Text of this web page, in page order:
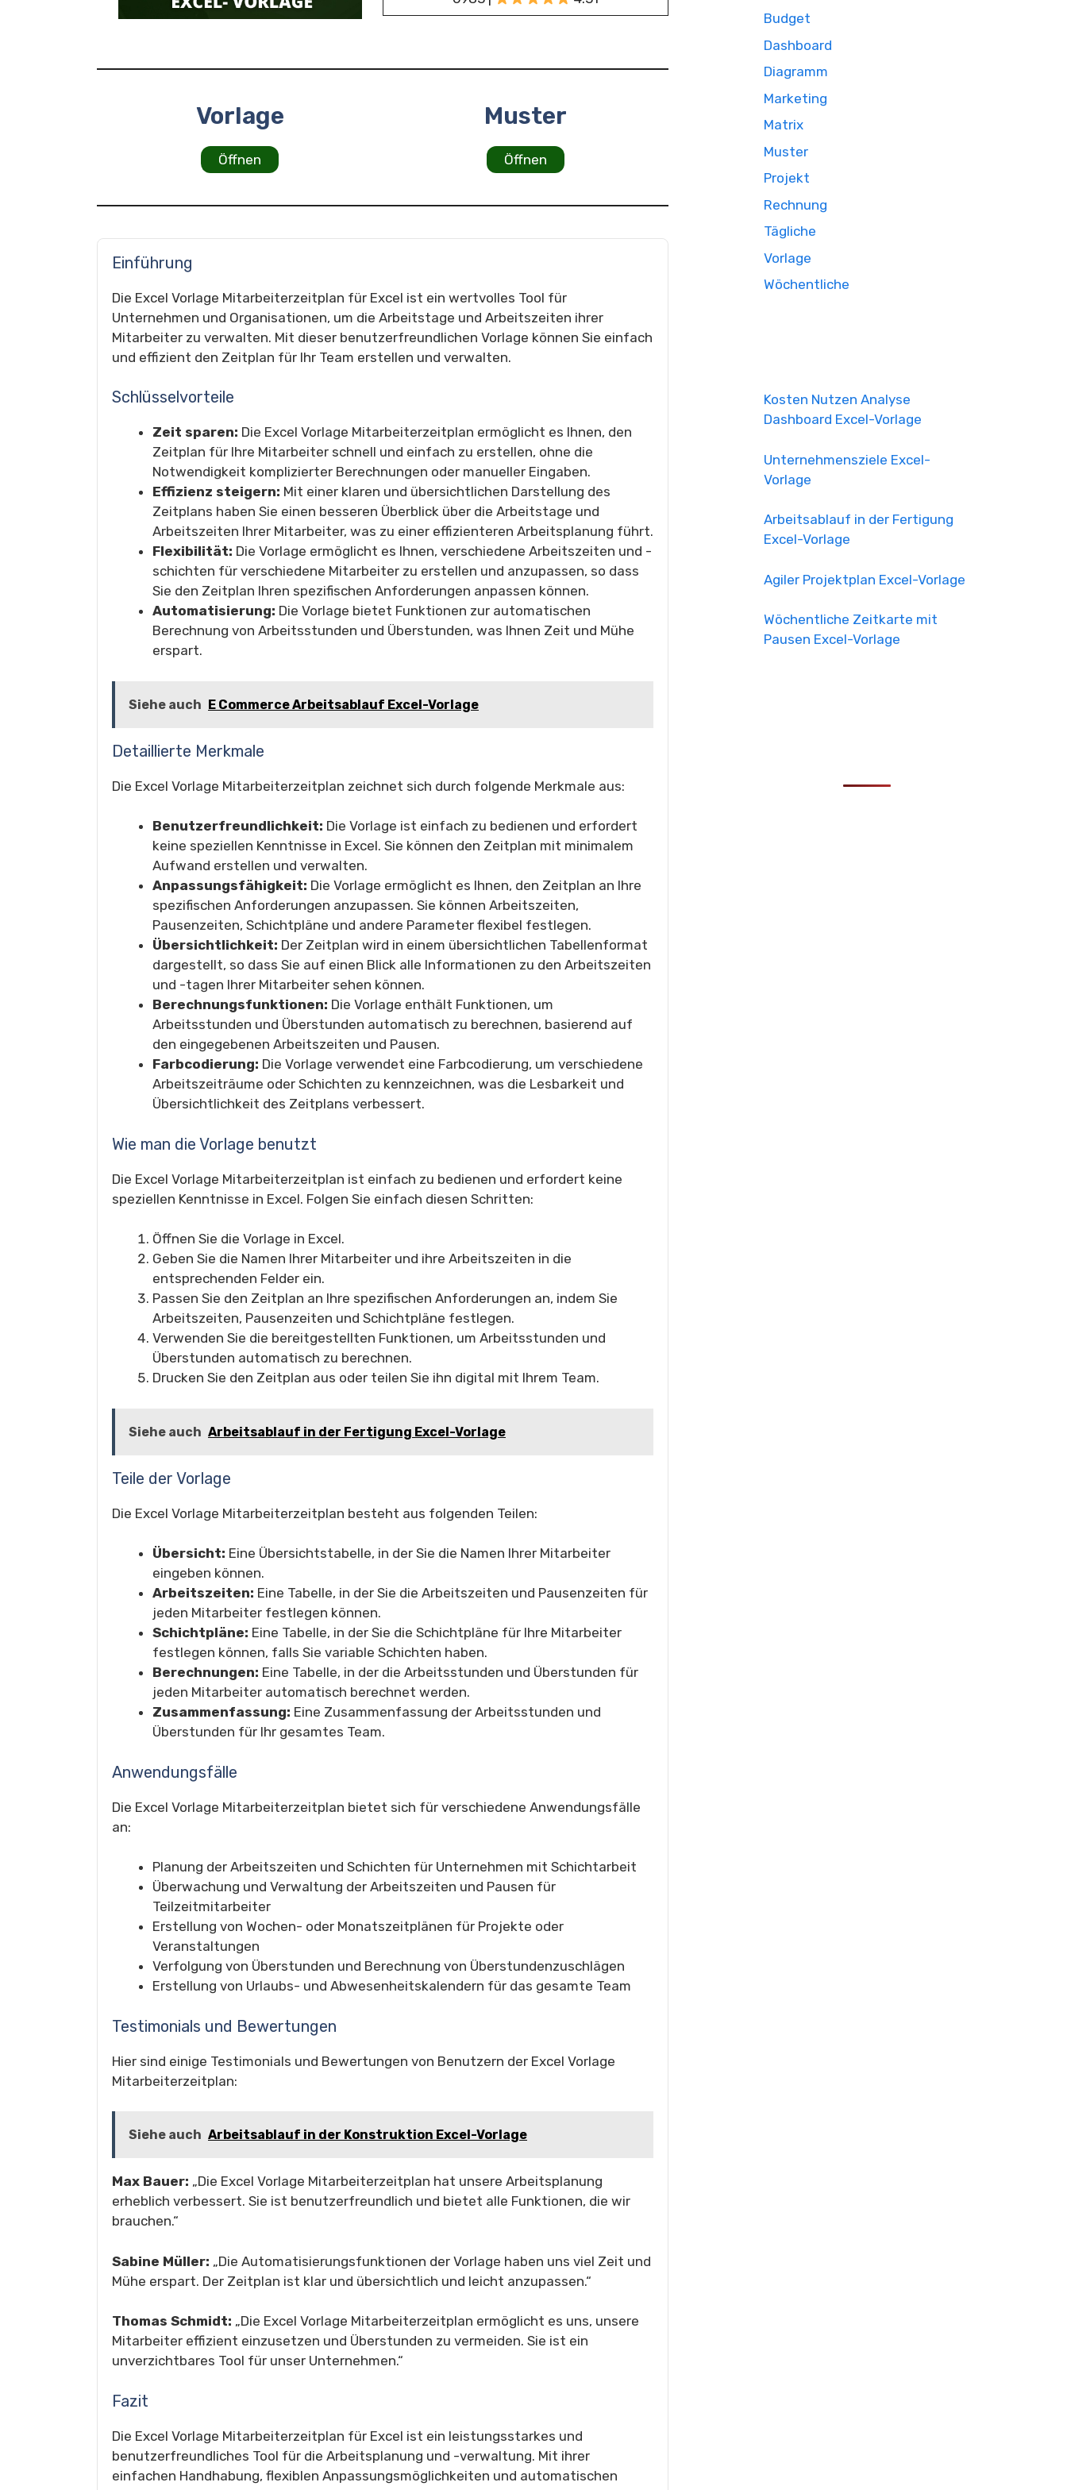
Vorlage
Öffnen
Muster
Öffnen
Einführung
Die Excel Vorlage Mitarbeiterzeitplan für Excel ist ein wertvolles Tool für
Unternehmen und Organisationen, um die Arbeitstage und Arbeitszeiten ihrer
Mitarbeiter zu verwalten. Mit dieser benutzerfreundlichen Vorlage können Sie einfach
und effizient den Zeitplan für Ihr Team erstellen und verwalten.
Schlüsselvorteile
Zeit sparen: Die Excel Vorlage Mitarbeiterzeitplan ermöglicht es Ihnen, den
Zeitplan für Ihre Mitarbeiter schnell und einfach zu erstellen, ohne die
Notwendigkeit komplizierter Berechnungen oder manueller Eingaben.
Effizienz steigern: Mit einer klaren und übersichtlichen Darstellung des
Zeitplans haben Sie einen besseren Überblick über die Arbeitstage und
Arbeitszeiten Ihrer Mitarbeiter, was zu einer effizienteren Arbeitsplanung führt.
Flexibilität: Die Vorlage ermöglicht es Ihnen, verschiedene Arbeitszeiten und -
schichten für verschiedene Mitarbeiter zu erstellen und anzupassen, so dass
Sie den Zeitplan Ihren spezifischen Anforderungen anpassen können.
Automatisierung: Die Vorlage bietet Funktionen zur automatischen
Berechnung von Arbeitsstunden und Überstunden, was Ihnen Zeit und Mühe
erspart.
Siehe auch E Commerce Arbeitsablauf Excel-Vorlage
Detaillierte Merkmale
Die Excel Vorlage Mitarbeiterzeitplan zeichnet sich durch folgende Merkmale aus:
Benutzerfreundlichkeit: Die Vorlage ist einfach zu bedienen und erfordert
keine speziellen Kenntnisse in Excel. Sie können den Zeitplan mit minimalem
Aufwand erstellen und verwalten.
Anpassungsfähigkeit: Die Vorlage ermöglicht es Ihnen, den Zeitplan an Ihre
spezifischen Anforderungen anzupassen. Sie können Arbeitszeiten,
Pausenzeiten, Schichtpläne und andere Parameter flexibel festlegen.
Übersichtlichkeit: Der Zeitplan wird in einem übersichtlichen Tabellenformat
dargestellt, so dass Sie auf einen Blick alle Informationen zu den Arbeitszeiten
und -tagen Ihrer Mitarbeiter sehen können.
Berechnungsfunktionen: Die Vorlage enthält Funktionen, um
Arbeitsstunden und Überstunden automatisch zu berechnen, basierend auf
den eingegebenen Arbeitszeiten und Pausen.
Farbcodierung: Die Vorlage verwendet eine Farbcodierung, um verschiedene
Arbeitszeiträume oder Schichten zu kennzeichnen, was die Lesbarkeit und
Übersichtlichkeit des Zeitplans verbessert.
Wie man die Vorlage benutzt
Die Excel Vorlage Mitarbeiterzeitplan ist einfach zu bedienen und erfordert keine
speziellen Kenntnisse in Excel. Folgen Sie einfach diesen Schritten:
Öffnen Sie die Vorlage in Excel.
Geben Sie die Namen Ihrer Mitarbeiter und ihre Arbeitszeiten in die
entsprechenden Felder ein.
Passen Sie den Zeitplan an Ihre spezifischen Anforderungen an, indem Sie
Arbeitszeiten, Pausenzeiten und Schichtpläne festlegen.
Verwenden Sie die bereitgestellten Funktionen, um Arbeitsstunden und
Überstunden automatisch zu berechnen.
Drucken Sie den Zeitplan aus oder teilen Sie ihn digital mit Ihrem Team.
Siehe auch Arbeitsablauf in der Fertigung Excel-Vorlage
Teile der Vorlage
Die Excel Vorlage Mitarbeiterzeitplan besteht aus folgenden Teilen:
Übersicht: Eine Übersichtstabelle, in der Sie die Namen Ihrer Mitarbeiter
eingeben können.
Arbeitszeiten: Eine Tabelle, in der Sie die Arbeitszeiten und Pausenzeiten für
jeden Mitarbeiter festlegen können.
Schichtpläne: Eine Tabelle, in der Sie die Schichtpläne für Ihre Mitarbeiter
festlegen können, falls Sie variable Schichten haben.
Berechnungen: Eine Tabelle, in der die Arbeitsstunden und Überstunden für
jeden Mitarbeiter automatisch berechnet werden.
Zusammenfassung: Eine Zusammenfassung der Arbeitsstunden und
Überstunden für Ihr gesamtes Team.
Anwendungsfälle
Die Excel Vorlage Mitarbeiterzeitplan bietet sich für verschiedene Anwendungsfälle
an:
Planung der Arbeitszeiten und Schichten für Unternehmen mit Schichtarbeit
Überwachung und Verwaltung der Arbeitszeiten und Pausen für
Teilzeitmitarbeiter
Erstellung von Wochen- oder Monatszeitplänen für Projekte oder
Veranstaltungen
Verfolgung von Überstunden und Berechnung von Überstundenzuschlägen
Erstellung von Urlaubs- und Abwesenheitskalendern für das gesamte Team
Testimonials und Bewertungen
Hier sind einige Testimonials und Bewertungen von Benutzern der Excel Vorlage
Mitarbeiterzeitplan:
Siehe auch Arbeitsablauf in der Konstruktion Excel-Vorlage
Max Bauer: „Die Excel Vorlage Mitarbeiterzeitplan hat unsere Arbeitsplanung
erheblich verbessert. Sie ist benutzerfreundlich und bietet alle Funktionen, die wir
brauchen.“
Sabine Müller: „Die Automatisierungsfunktionen der Vorlage haben uns viel Zeit und
Mühe erspart. Der Zeitplan ist klar und übersichtlich und leicht anzupassen.“
Thomas Schmidt: „Die Excel Vorlage Mitarbeiterzeitplan ermöglicht es uns, unsere
Mitarbeiter effizient einzusetzen und Überstunden zu vermeiden. Sie ist ein
unverzichtbares Tool für unser Unternehmen.“
Fazit
Die Excel Vorlage Mitarbeiterzeitplan für Excel ist ein leistungsstarkes und
benutzerfreundliches Tool für die Arbeitsplanung und -verwaltung. Mit ihrer
einfachen Handhabung, flexiblen Anpassungsmöglichkeiten und automatischen
Budget
Dashboard
Diagramm
Marketing
Matrix
Muster
Projekt
Rechnung
Tägliche
Vorlage
Wöchentliche
Kosten Nutzen Analyse
Dashboard Excel-Vorlage
Unternehmensziele Excel-
Vorlage
Arbeitsablauf in der Fertigung
Excel-Vorlage
Agiler Projektplan Excel-Vorlage
Wöchentliche Zeitkarte mit
Pausen Excel-Vorlage